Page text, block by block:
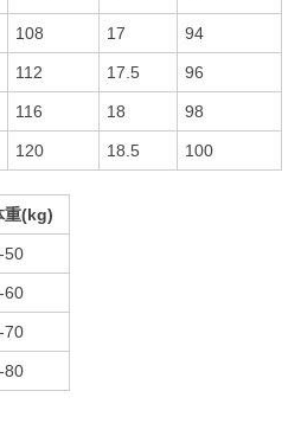
108 17 94
112 17.5 96
116 18 98
120 18.5 100
重(kg)
50
60
70
80